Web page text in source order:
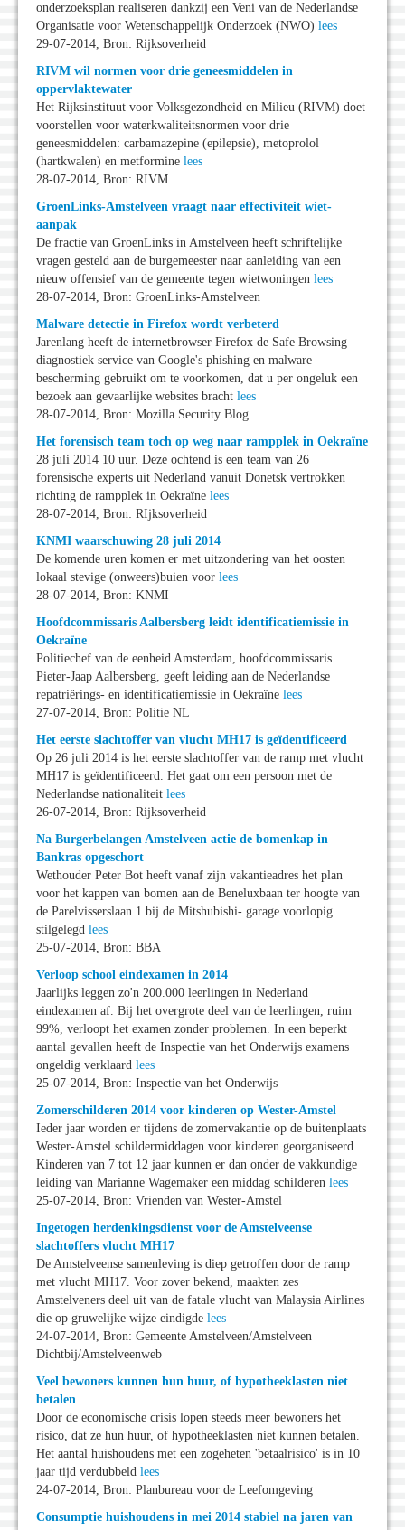
onderzoeksplan realiseren dankzij een Veni van de Nederlandse
Organisatie voor Wetenschappelijk Onderzoek (NWO) lees
29-07-2014, Bron: Rijksoverheid
RIVM wil normen voor drie geneesmiddelen in
oppervlaktewater
Het Rijksinstituut voor Volksgezondheid en Milieu (RIVM) doet
voorstellen voor waterkwaliteitsnormen voor drie
geneesmiddelen: carbamazepine (epilepsie), metoprolol
(hartkwalen) en metformine lees
28-07-2014, Bron: RIVM
GroenLinks-Amstelveen vraagt naar effectiviteit wiet-
aanpak
De fractie van GroenLinks in Amstelveen heeft schriftelijke
vragen gesteld aan de burgemeester naar aanleiding van een
nieuw offensief van de gemeente tegen wietwoningen lees
28-07-2014, Bron: GroenLinks-Amstelveen
Malware detectie in Firefox wordt verbeterd
Jarenlang heeft de internetbrowser Firefox de Safe Browsing
diagnostiek service van Google's phishing en malware
bescherming gebruikt om te voorkomen, dat u per ongeluk een
bezoek aan gevaarlijke websites bracht lees
28-07-2014, Bron: Mozilla Security Blog
Het forensisch team toch op weg naar rampplek in Oekraïne
28 juli 2014 10 uur. Deze ochtend is een team van 26
forensische experts uit Nederland vanuit Donetsk vertrokken
richting de rampplek in Oekraïne lees
28-07-2014, Bron: RIjksoverheid
KNMI waarschuwing 28 juli 2014
De komende uren komen er met uitzondering van het oosten
lokaal stevige (onweers)buien voor lees
28-07-2014, Bron: KNMI
Hoofdcommissaris Aalbersberg leidt identificatiemissie in
Oekraïne
Politiechef van de eenheid Amsterdam, hoofdcommissaris
Pieter-Jaap Aalbersberg, geeft leiding aan de Nederlandse
repatriërings- en identificatiemissie in Oekraïne lees
27-07-2014, Bron: Politie NL
Het eerste slachtoffer van vlucht MH17 is geïdentificeerd
Op 26 juli 2014 is het eerste slachtoffer van de ramp met vlucht
MH17 is geïdentificeerd. Het gaat om een persoon met de
Nederlandse nationaliteit lees
26-07-2014, Bron: Rijksoverheid
Na Burgerbelangen Amstelveen actie de bomenkap in
Bankras opgeschort
Wethouder Peter Bot heeft vanaf zijn vakantieadres het plan
voor het kappen van bomen aan de Beneluxbaan ter hoogte van
de Parelvisserslaan 1 bij de Mitshubishi- garage voorlopig
stilgelegd lees
25-07-2014, Bron: BBA
Verloop school eindexamen in 2014
Jaarlijks leggen zo'n 200.000 leerlingen in Nederland
eindexamen af. Bij het overgrote deel van de leerlingen, ruim
99%, verloopt het examen zonder problemen. In een beperkt
aantal gevallen heeft de Inspectie van het Onderwijs examens
ongeldig verklaard lees
25-07-2014, Bron: Inspectie van het Onderwijs
Zomerschilderen 2014 voor kinderen op Wester-Amstel
Ieder jaar worden er tijdens de zomervakantie op de buitenplaats
Wester-Amstel schildermiddagen voor kinderen georganiseerd.
Kinderen van 7 tot 12 jaar kunnen er dan onder de vakkundige
leiding van Marianne Wagemaker een middag schilderen lees
25-07-2014, Bron: Vrienden van Wester-Amstel
Ingetogen herdenkingsdienst voor de Amstelveense
slachtoffers vlucht MH17
De Amstelveense samenleving is diep getroffen door de ramp
met vlucht MH17. Voor zover bekend, maakten zes
Amstelveners deel uit van de fatale vlucht van Malaysia Airlines
die op gruwelijke wijze eindigde lees
24-07-2014, Bron: Gemeente Amstelveen/Amstelveen
Dichtbij/Amstelveenweb
Veel bewoners kunnen hun huur, of hypotheeklasten niet
betalen
Door de economische crisis lopen steeds meer bewoners het
risico, dat ze hun huur, of hypotheeklasten niet kunnen betalen.
Het aantal huishoudens met een zogeheten 'betaalrisico' is in 10
jaar tijd verdubbeld lees
24-07-2014, Bron: Planbureau voor de Leefomgeving
Consumptie huishoudens in mei 2014 stabiel na jaren van